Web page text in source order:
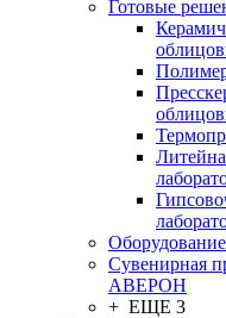
Готовые
Сувенирная
АВЕРОН
+ ЕЩЕ 3